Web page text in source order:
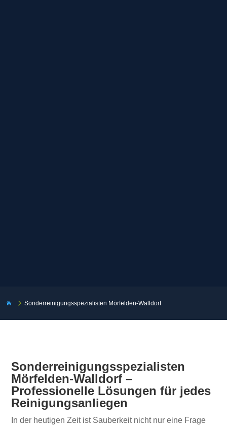
 5Sonderreinigungsspezialisten Mörfelden-Walldorf
Sonderreinigungsspezialisten
Mörfelden-Walldorf –
Professionelle Lösungen für jedes
Reinigungsanliegen
In der heutigen Zeit ist Sauberkeit nicht nur eine Frage